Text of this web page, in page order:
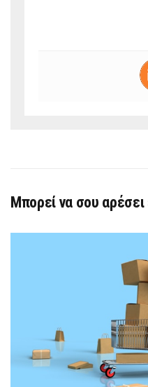
Μπορεί να σου